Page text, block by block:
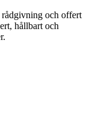
rådgivning och offert
hållbart och